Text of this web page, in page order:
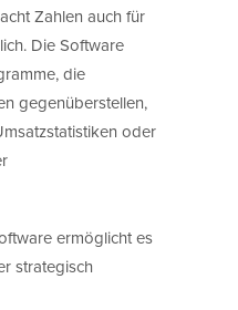
Zahlen auch für
Die Software
die
gegenüberstellen,
oder
ermöglicht es
strategisch